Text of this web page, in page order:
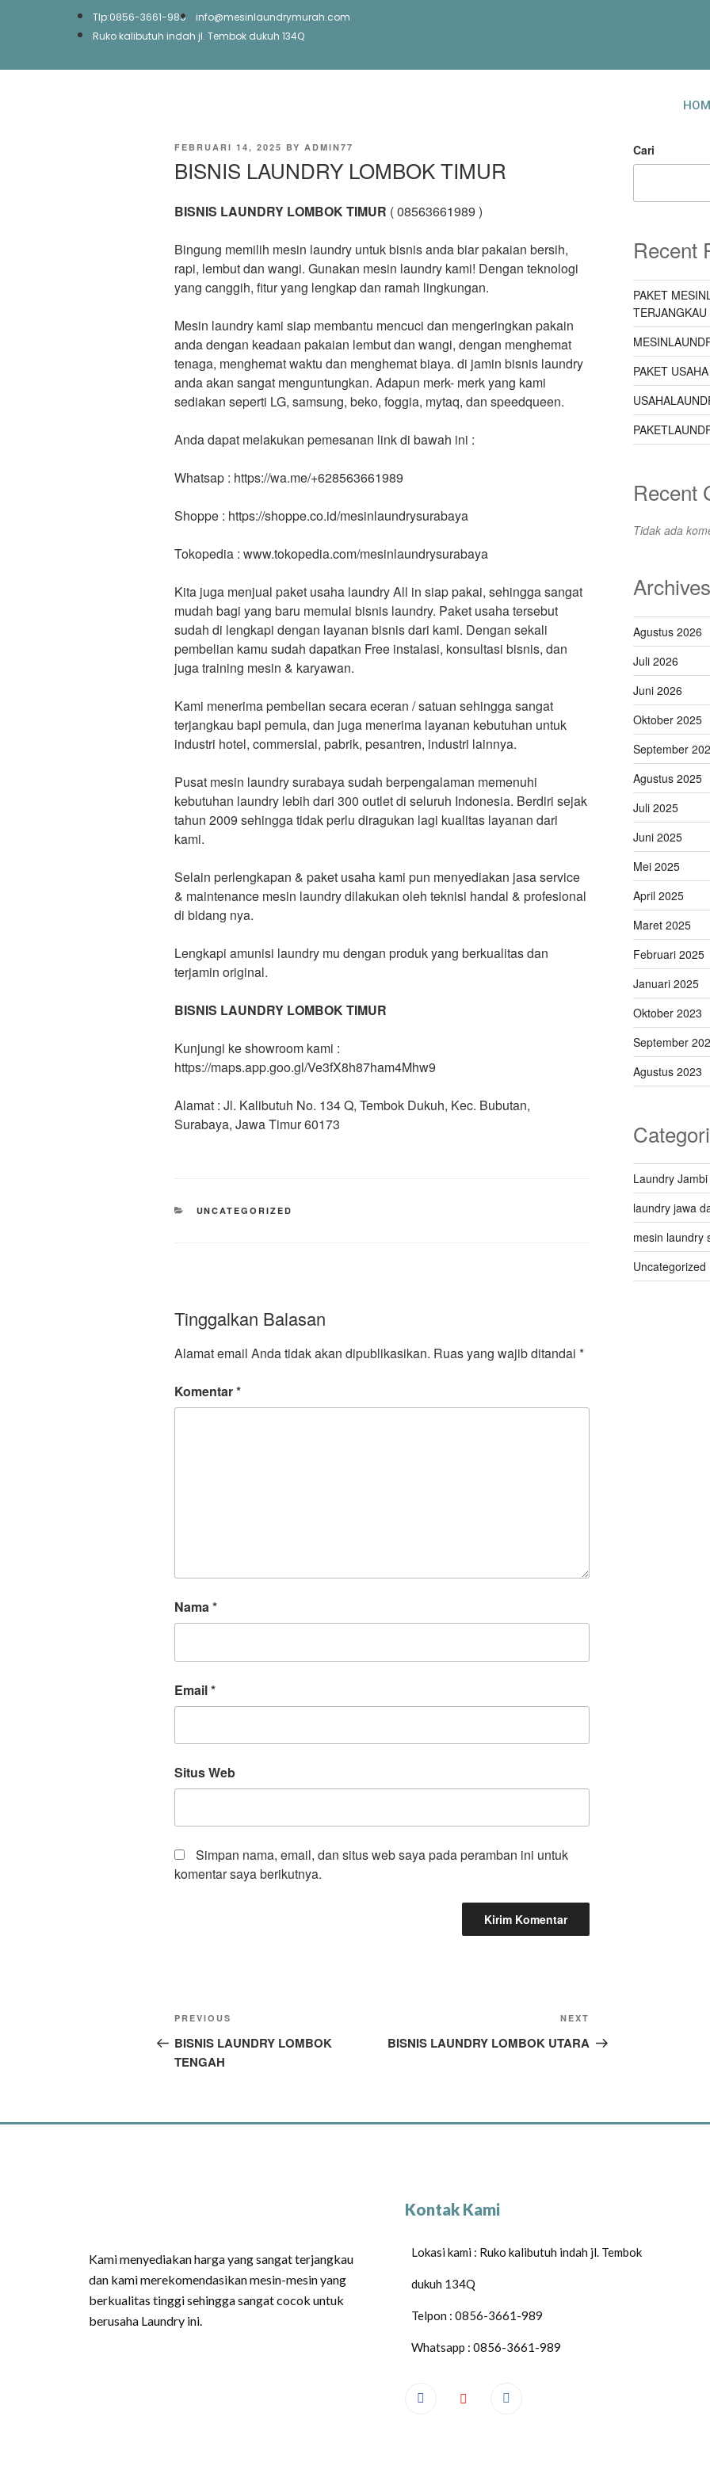
Tlp:0856-3661-989
info@mesinlaundrymurah.com
Ruko kalibutuh indah jl. Tembok dukuh 134Q
FEBRUARI 14, 2025 BY ADMIN77
BISNIS LAUNDRY LOMBOK TIMUR
BISNIS LAUNDRY LOMBOK TIMUR ( 08563661989 )
Bingung memilih mesin laundry untuk bisnis anda biar pakaian bersih,
rapi, lembut dan wangi. Gunakan mesin laundry kami! Dengan teknologi
yang canggih, fitur yang lengkap dan ramah lingkungan.
Mesin laundry kami siap membantu mencuci dan mengeringkan pakain
anda dengan keadaan pakaian lembut dan wangi, dengan menghemat
tenaga, menghemat waktu dan menghemat biaya. di jamin bisnis laundry
anda akan sangat menguntungkan. Adapun merk- merk yang kami
sediakan seperti LG, samsung, beko, foggia, mytaq, dan speedqueen.
Anda dapat melakukan pemesanan link di bawah ini :
Whatsap : https://wa.me/+628563661989
Shoppe : https://shoppe.co.id/mesinlaundrysurabaya
Tokopedia : www.tokopedia.com/mesinlaundrysurabaya
Kita juga menjual paket usaha laundry All in siap pakai, sehingga sangat
mudah bagi yang baru memulai bisnis laundry. Paket usaha tersebut
sudah di lengkapi dengan layanan bisnis dari kami. Dengan sekali
pembelian kamu sudah dapatkan Free instalasi, konsultasi bisnis, dan
juga training mesin & karyawan.
Kami menerima pembelian secara eceran / satuan sehingga sangat
terjangkau bapi pemula, dan juga menerima layanan kebutuhan untuk
industri hotel, commersial, pabrik, pesantren, industri lainnya.
Pusat mesin laundry surabaya sudah berpengalaman memenuhi
kebutuhan laundry lebih dari 300 outlet di seluruh Indonesia. Berdiri sejak
tahun 2009 sehingga tidak perlu diragukan lagi kualitas layanan dari
kami.
Selain perlengkapan & paket usaha kami pun menyediakan jasa service
& maintenance mesin laundry dilakukan oleh teknisi handal & profesional
di bidang nya.
Lengkapi amunisi laundry mu dengan produk yang berkualitas dan
terjamin original.
BISNIS LAUNDRY LOMBOK TIMUR
Kunjungi ke showroom kami :
https://maps.app.goo.gl/Ve3fX8h87ham4Mhw9
Alamat : Jl. Kalibutuh No. 134 Q, Tembok Dukuh, Kec. Bubutan,
Surabaya, Jawa Timur 60173
UNCATEGORIZED
Tinggalkan Balasan
Alamat email Anda tidak akan dipublikasikan. Ruas yang wajib ditandai *
Komentar*
Nama*
Email*
Situs Web
Simpan nama, email, dan situs web saya pada peramban ini untuk
komentar saya berikutnya.
PREVIOUS
BISNIS LAUNDRY LOMBOK
TENGAH
NEXT
BISNIS LAUNDRY LOMBOK UTARA
Cari
Recent
PAKET
TERJANGKAU
PAKET
Recent
Tidak ada
Archives
Agustus 2026
Juli 2026
Juni 2026
Oktober 2025
September
Agustus 2025
Juli 2025
Juni 2025
Mei 2025
April 2025
Maret 2025
Februari 2025
Januari 2025
Oktober 2023
September
Agustus 2023
Laundry Jambi
laundry jawa
mesin laundry
Uncategorized
Kami menyediakan harga yang sangat terjangkau
dan kami merekomendasikan mesin-mesin yang
berkualitas tinggi sehingga sangat cocok untuk
berusaha Laundry ini.
Kontak Kami
Lokasi kami : Ruko kalibutuh indah jl. Tembok
dukuh 134Q
Telpon : 0856-3661-989
Whatsapp : 0856-3661-989